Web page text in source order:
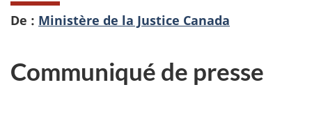
De : Ministère de la Justice Canada
Communiqué de presse